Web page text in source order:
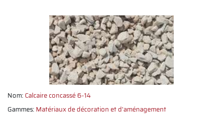
Nom: Calcaire concassé 6-14
Gammes: Matériaux de décoration et d'aménagement